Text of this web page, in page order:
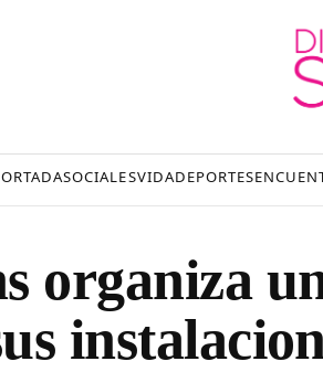
SOCIALESVIDADEPORTES
organiza